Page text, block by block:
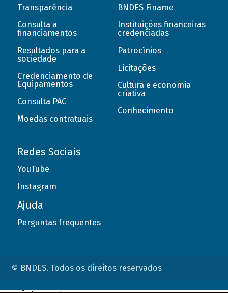
Transparência
Consulta a
financiamentos
Resultados para a
sociedade
Credenciamento de
Equipamentos
Consulta PAC
Moedas contratuais
BNDES Finame
Instituições financeiras
credenciadas
Patrocínios
Licitações
Cultura e economia
criativa
Conhecimento
Redes Sociais
YouTube
Instagram
Ajuda
Perguntas frequentes
© BNDES. Todos os direitos reservados